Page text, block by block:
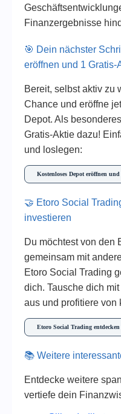
Finanzergebnisse
🎯 Dein nächster
eröffnen und 1 Gratis-
Bereit, selbst aktiv zu
Chance und eröffne
Depot. Als
Gratis-Aktie dazu!
und loslegen:
Kostenloses Depot eröffnen
🤝 Etoro Social
investieren
Du möchtest von den
gemeinsam mit
Etoro Social Trading
dich. Tausche dich
aus und profitiere von
Etoro Social Trading entdecken
📚 Weitere
Entdecke weitere
vertiefe dein